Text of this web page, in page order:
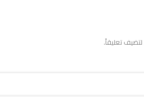
لتضيف تعليقاً.